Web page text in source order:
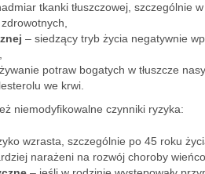
tkanki tłuszczowej, szczególnie
– siedzący tryb życia negatywnie
potraw bogatych w tłuszcze
we krwi.
niemodyfikowalne czynniki ryzyka:
wzrasta, szczególnie po 45 roku
narażeni na rozwój choroby